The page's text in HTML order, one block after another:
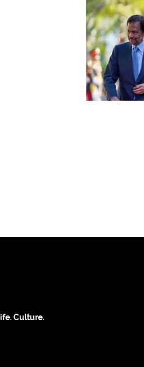
Culture.